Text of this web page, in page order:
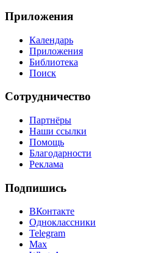
Приложения
Календарь
Приложения
Библиотека
Поиск
Сотрудничество
Партнёры
Наши ссылки
Помощь
Благодарности
Реклама
Подпишись
ВКонтакте
Одноклассники
Telegram
Max